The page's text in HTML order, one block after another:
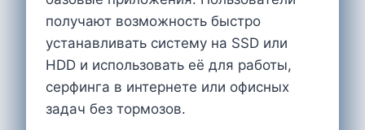
получают возможность быстро
устанавливать систему на SSD или
HDD и использовать её для работы,
серфинга в интернете или офисных
задач без тормозов.